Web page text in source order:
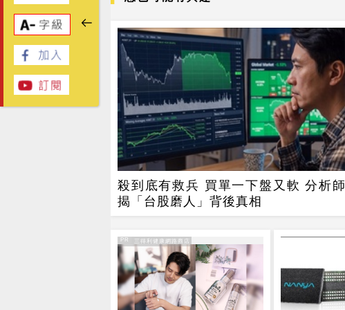
殺到底有救兵 買單一下盤又軟 分析師
揭「台股磨人」背後真相
PR
PR・三得利健康網路商店